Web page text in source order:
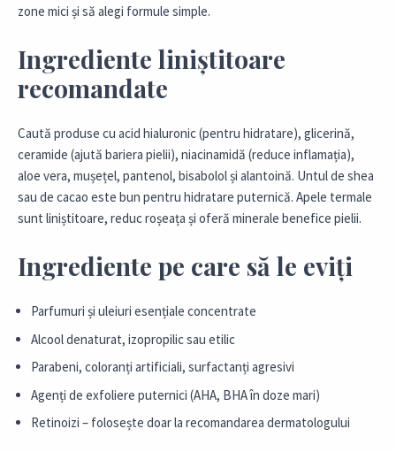
zone mici și să alegi formule simple.
Ingrediente liniștitoare
recomandate
Caută produse cu acid hialuronic (pentru hidratare), glicerină,
ceramide (ajută bariera pielii), niacinamidă (reduce inflamația),
aloe vera, mușețel, pantenol, bisabolol și alantoină. Untul de shea
sau de cacao este bun pentru hidratare puternică. Apele termale
sunt liniștitoare, reduc roșeața și oferă minerale benefice pielii.
Ingrediente pe care să le eviți
Parfumuri și uleiuri esențiale concentrate
Alcool denaturat, izopropilic sau etilic
Parabeni, coloranți artificiali, surfactanți agresivi
Agenți de exfoliere puternici (AHA, BHA în doze mari)
Retinoizi – folosește doar la recomandarea dermatologului